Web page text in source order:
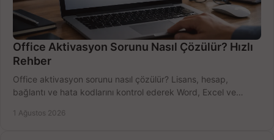
Office Aktivasyon Sorunu Nasıl Çözülür? Hızlı
Rehber
Office aktivasyon sorunu nasıl çözülür? Lisans, hesap,
bağlantı ve hata kodlarını kontrol ederek Word, Excel ve
1 Ağustos 2026